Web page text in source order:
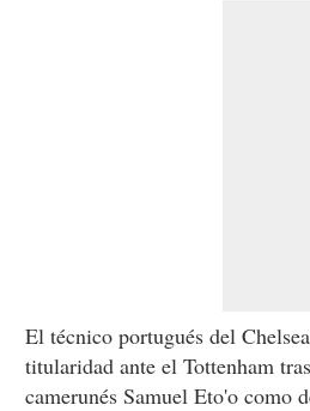
El técnico portugués del
titularidad ante el Tottenham
camerunés Samuel Eto'o como